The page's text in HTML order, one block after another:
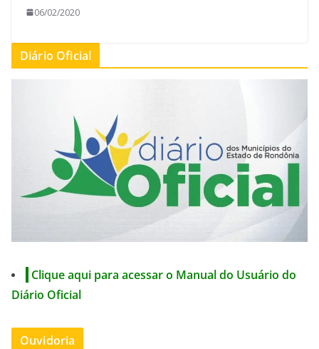
06/02/2020
Diário Oficial
Clique aqui para acessar o Manual do Usuário do
Diário Oficial
Ouvidoria